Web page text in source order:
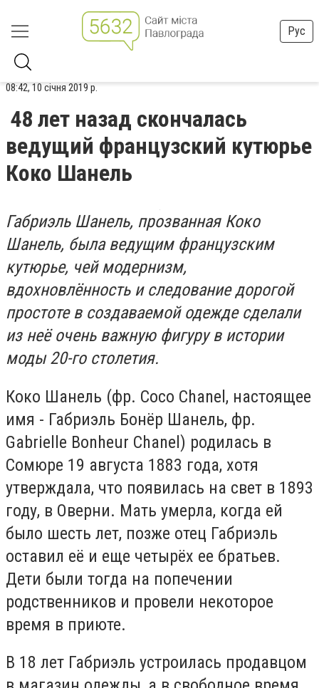
Рус
08:42, 10 січня 2019 р.
48 лет назад скончалась
ведущий французский кутюрье
Коко Шанель
Габриэль Шанель, прозванная Коко
Шанель, была ведущим французским
кутюрье, чей модернизм,
вдохновлённость и следование дорогой
простоте в создаваемой одежде сделали
из неё очень важную фигуру в истории
моды 20-го столетия.
Коко Шанель (фр. Coco Chanel, настоящее
имя - Габриэль Бонёр Шанель, фр.
Gabrielle Bonheur Chanel) родилась в
Сомюре 19 августа 1883 года, хотя
утверждала, что появилась на свет в 1893
году, в Оверни. Мать умерла, когда ей
было шесть лет, позже отец Габриэль
оставил её и еще четырёх ее братьев.
Дети были тогда на попечении
родственников и провели некоторое
время в приюте.
В 18 лет Габриэль устроилась продавцом